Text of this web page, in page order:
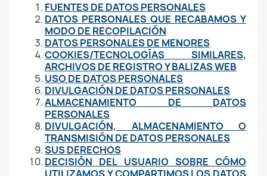
FUENTES DE DATOS PERSONALES
DATOS PERSONALES QUE RECABAMOS Y
MODO DE RECOPILACIÓN
DATOS PERSONALES DE MENORES
COOKIES/TECNOLOGÍAS SIMILARES,
ARCHIVOS DE REGISTRO Y BALIZAS WEB
USO DE DATOS PERSONALES
DIVULGACIÓN DE DATOS PERSONALES
ALMACENAMIENTO DE DATOS
PERSONALES
DIVULGACIÓN, ALMACENAMIENTO O
TRANSMISIÓN DE DATOS PERSONALES
SUS DERECHOS
DECISIÓN DEL USUARIO SOBRE CÓMO